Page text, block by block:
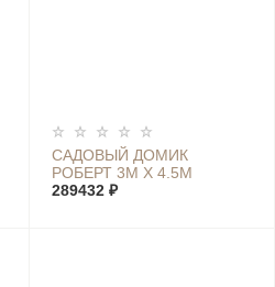
САДОВЫЙ ДОМИК
РОБЕРТ 3М Х 4.5М
289432 ₽